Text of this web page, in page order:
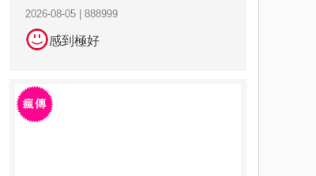
2026-08-05 | 888999
感到極好